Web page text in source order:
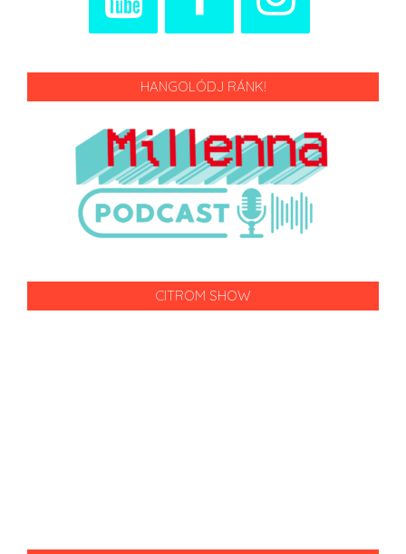
HANGOLÓDJ RÁNK!
CITROM SHOW